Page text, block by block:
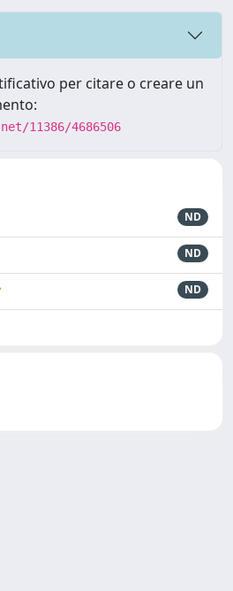
per citare o creare un
11386/4686506
ND
ND
ND